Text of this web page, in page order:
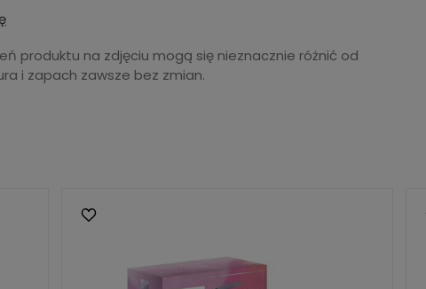
produktu na zdjęciu mogą się nieznacznie różnić od
i zapach zawsze bez zmian.